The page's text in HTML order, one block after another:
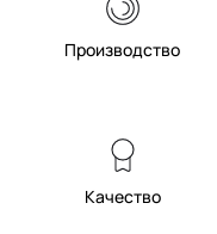
Производство
Качество